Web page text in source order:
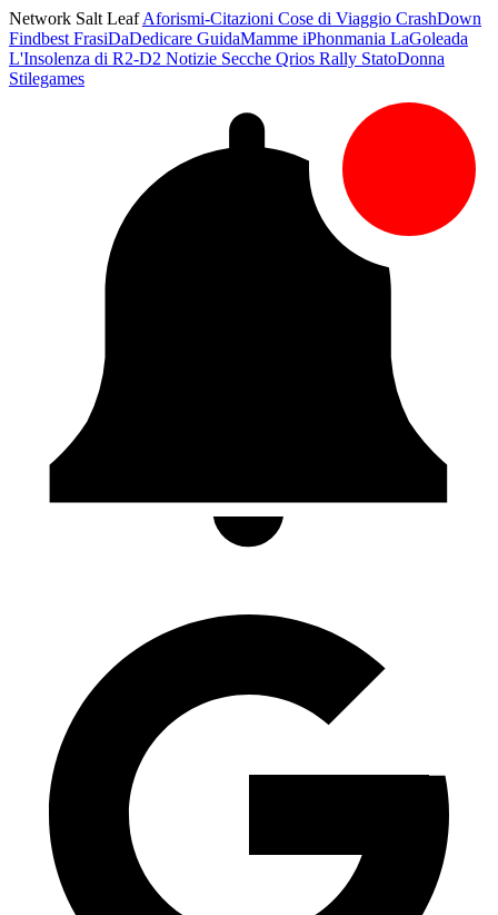
Network Salt LeafAforismi-Citazioni Cose di Viaggio CrashDown
Findbest FrasiDaDedicare GuidaMamme iPhonmania LaGoleada
L'Insolenza di R2-D2 Notizie Secche Qrios Rally StatoDonna
Stilegames